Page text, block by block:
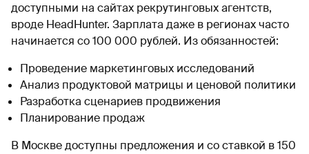
доступными на сайтах рекрутинговых агентств,
вроде HeadHunter. Зарплата даже в регионах часто
начинается со 100 000 рублей. Из обязанностей:
Проведение маркетинговых исследований
Анализ продуктовой матрицы и ценовой политики
Разработка сценариев продвижения
Планирование продаж
В Москве доступны предложения и со ставкой в 150